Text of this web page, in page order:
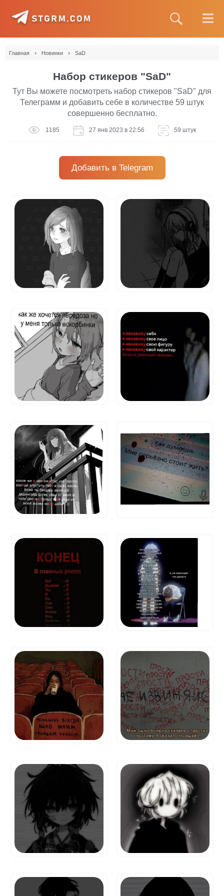
Главная › Новинки › SaD
Набор стикеров "SaD"
Тут Вы можете посмотреть набор стикеров "SaD" для
Телеграмм и добавить себе в количестве 59 штук
совершенно бесплатно.
1185 27 янв 2023 в 22:56 59 штук
Добавить в Telegram